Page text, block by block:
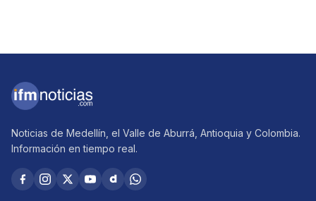
Noticias de Medellín, el Valle de Aburrá, Antioquia y Colombia.
Información en tiempo real.